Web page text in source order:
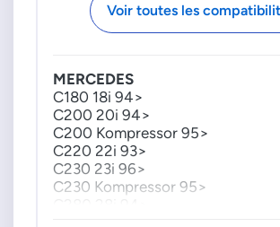
72181000
721810000
721810500
72202000
722020000
72202050
722020500
72206200
Voir toutes les
MERCEDES
C180 18i 94>
C200 20i 94>
C200 Kompressor 95>
C220 22i 93>
C230 23i 96>
C230 Kompressor 95>